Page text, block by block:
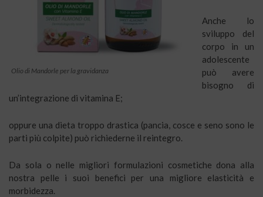
Olio di Mandorle per la gravidanza
Anche lo
sviluppo del
corpo in un
adolescente
può avere
bisogno di
un’integrazione di vitamina E;
oppure una dieta troppo drastica (pancia, cosce e seno sono le
parti più colpite) può richiederne il reintegro.
Da sola o nelle migliori formulazioni cosmetiche dona alla
nostra pelle i suoi benefici per una migliore elasticità e
morbidezza.